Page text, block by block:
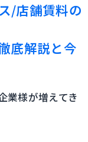
/店舗賃料の
底解説と今
業様が増えてき